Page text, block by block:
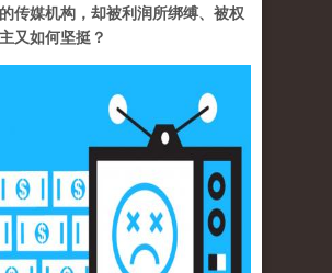
传媒机构，却被利润所绑缚、被权
又如何坚挺？